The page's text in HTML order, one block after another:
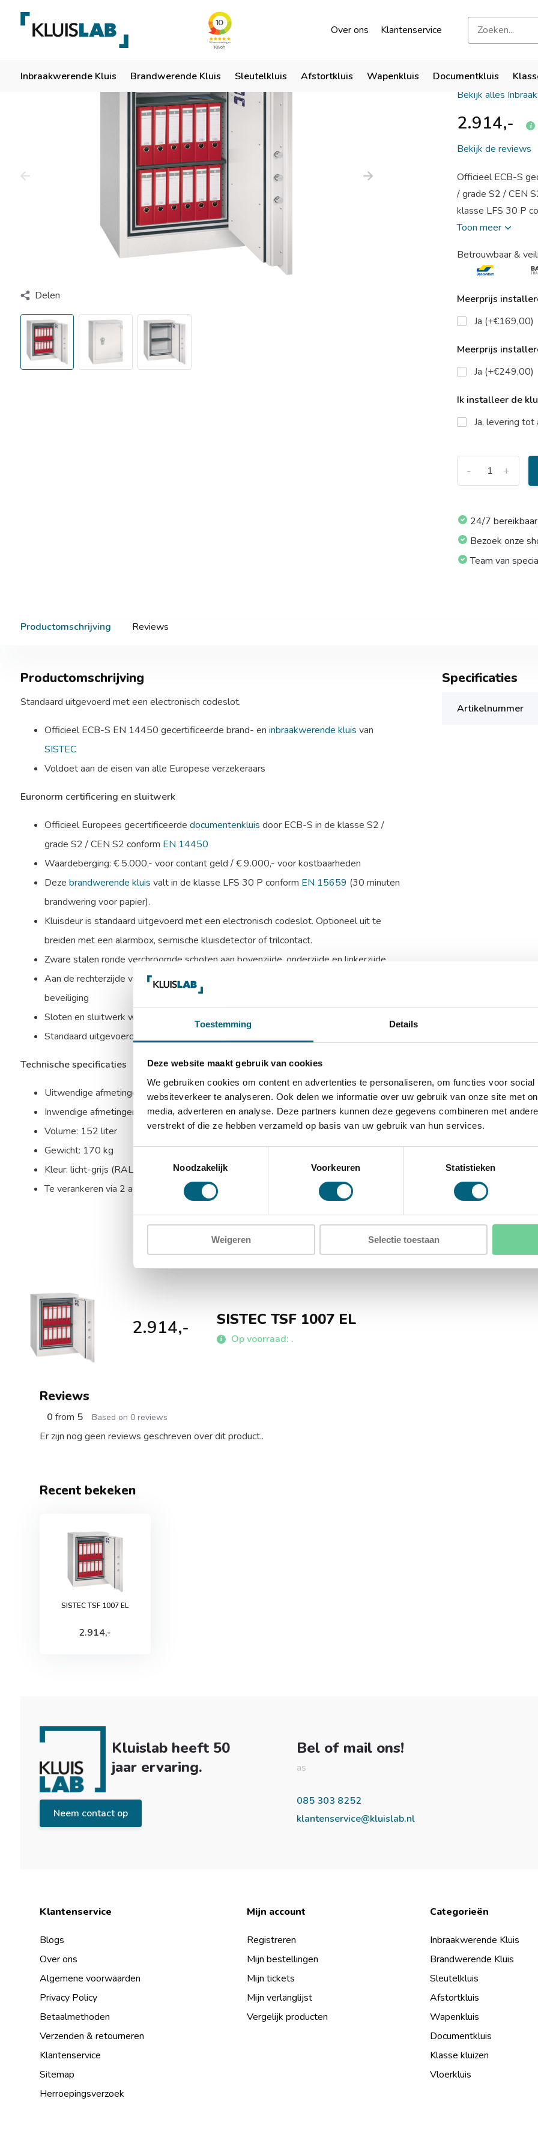
Toestemming Details
Deze website maakt gebruik van cookies
We gebruiken cookies om content en advertenties te personaliseren, om functies voor
websiteverkeer te analyseren. Ook delen we informatie over uw gebruik van onze site met
media, adverteren en analyse. Deze partners kunnen deze gegevens combineren met
verstrekt of die ze hebben verzameld op basis van uw gebruik van hun services.
Noodzakelijk
Voorkeuren Statistieken
Weigeren Selectie toestaan
Over ons Klantenservice
Inbraakwerende Kluis Brandwerende Kluis Sleutelkluis Afstortkluis Wapenkluis Documentkluis
Ruim 50 jaar ervaring
Bezoek onze showroom
Delen
SISTEC
Bekijk alles
2.914,-
Bekijk de reviews
Officieel ECB-S
/ grade S2 / CEN
klasse LFS 30 P
Toon meer
Betrouwbaar &
Meerprijs
Ja (+€169,00)
Meerprijs
Ja (+€249,00)
Ik installeer de
Ja, levering
+
-
24/7 bereikbaar
Bezoek onze
Team van
Productomschrijving Reviews
Productomschrijving
Standaard uitgevoerd met een electronisch codeslot.
Officieel ECB-S EN 14450 gecertificeerde brand- en inbraakwerende kluis van
SISTEC
Voldoet aan de eisen van alle Europese verzekeraars
Euronorm certificering en sluitwerk
Officieel Europees gecertificeerde documentenkluis door ECB-S in de klasse S2 /
grade S2 / CEN S2 conform EN 14450
Waardeberging: € 5.000,- voor contant geld / € 9.000,- voor kostbaarheden
Deze brandwerende kluis valt in de klasse LFS 30 P conform EN 15659 (30 minuten
brandwering voor papier).
Kluisdeur is standaard uitgevoerd met een electronisch codeslot. Optioneel uit te
breiden met een alarmbox, seimische kluisdetector of trilcontact.
Zware stalen ronde verchroomde schoten aan bovenzijde, onderzijde en linkerzijde
Aan de rechterzijde valt een blinde schoot in de sponning van de kluis voor extra
beveiliging
Sloten en sluitwerk worden beschermd door mangaanstalen harde platen
Standaard uitgevoerd met 1 in hoogte verstelbaar uitneembaar legbord
Technische specificaties
Uitwendige afmetingen: 1000 x 700 x 550 mm (HxBxD)
Inwendige afmetingen: 750 x 520 x 390 mm (HxBxD)
Volume: 152 liter
Gewicht: 170 kg
Kleur: licht-grijs (RAL 7035)
Te verankeren via 2 ankergaten in de bodem
Specificaties
Artikelnummer
2.914,- SISTEC TSF 1007 EL
Op voorraad: .
Reviews
0 from 5 Based on 0 reviews
Er zijn nog geen reviews geschreven over dit product..
Recent bekeken
SISTEC TSF 1007 EL
2.914,-
Kluislab heeft 50
jaar ervaring.
Neem contact op
Bel of mail ons!
as
085 303 8252
klantenservice@kluislab.nl
Klantenservice
Blogs
Over ons
Algemene voorwaarden
Privacy Policy
Betaalmethoden
Verzenden & retourneren
Klantenservice
Sitemap
Herroepingsverzoek
Mijn account
Registreren
Mijn bestellingen
Mijn tickets
Mijn verlanglijst
Vergelijk producten
Categorieën
Inbraakwerende Kluis
Brandwerende Kluis
Sleutelkluis
Afstortkluis
Wapenkluis
Documentkluis
Klasse kluizen
Vloerkluis